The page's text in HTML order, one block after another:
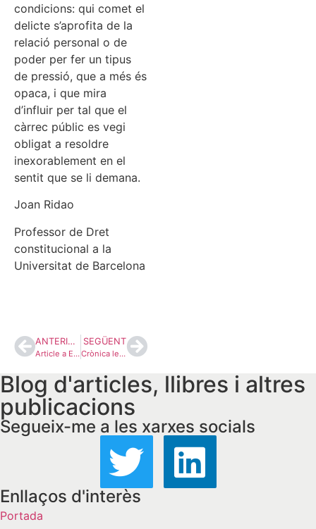
condicions: qui comet el
delicte s’aprofita de la
relació personal o de
poder per fer un tipus
de pressió, que a més és
opaca, i que mira
d’influir per tal que el
càrrec públic es vegi
obligat a resoldre
inexorablement en el
sentit que se li demana.
Joan Ridao
Professor de Dret
constitucional a la
Universitat de Barcelona
ANTERIOR
Article a El País: “El chovinismo del bienestar”
SEGÜENT
Crònica legislativa de Catalunya – Segon semestre de 2025
Blog d'articles, llibres i altres
publicacions
Segueix-me a les xarxes socials
Enllaços d'interès
Portada